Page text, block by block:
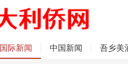
国际新闻 中国新闻 吾乡美